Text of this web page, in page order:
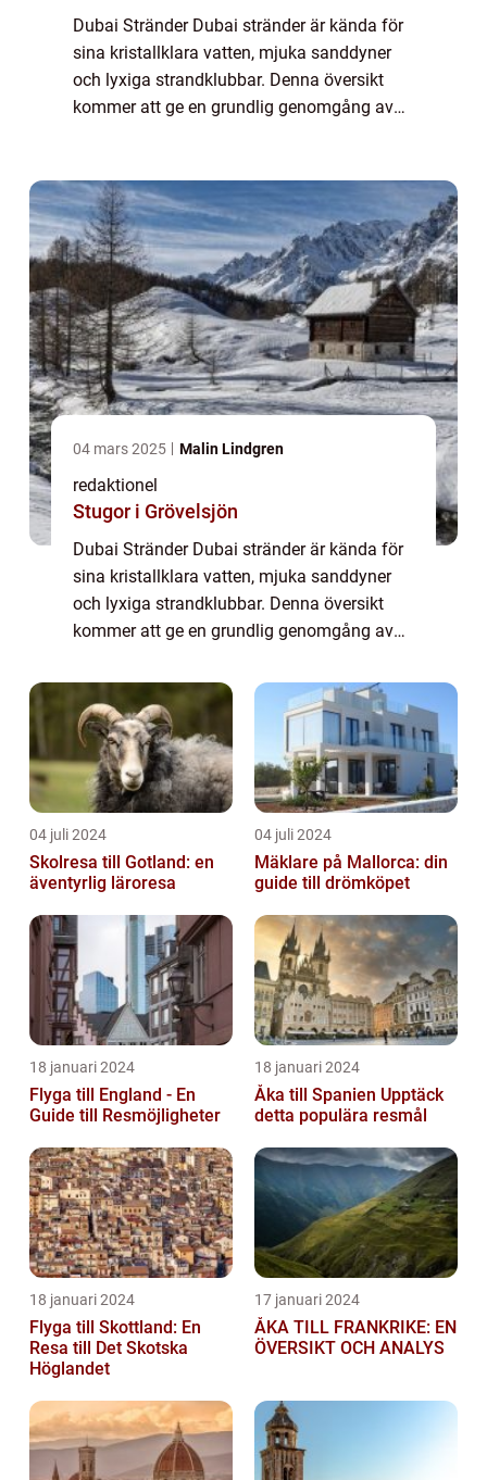
Dubai Stränder Dubai stränder är kända för
sina kristallklara vatten, mjuka sanddyner
och lyxiga strandklubbar. Denna översikt
kommer att ge en grundlig genomgång av
nackde...
04 mars 2025 Malin Lindgren
redaktionel
Stugor i Grövelsjön
Dubai Stränder Dubai stränder är kända för
sina kristallklara vatten, mjuka sanddyner
och lyxiga strandklubbar. Denna översikt
kommer att ge en grundlig genomgång av
en historisk genomgång av för- och
nackde...
04 juli 2024
Skolresa till Gotland: en
äventyrlig läroresa
04 juli 2024
Mäklare på Mallorca: din
guide till drömköpet
18 januari 2024
Flyga till England - En
Guide till Resmöjligheter
18 januari 2024
Åka till Spanien Upptäck
detta populära resmål
18 januari 2024
Flyga till Skottland: En
Resa till Det Skotska
Höglandet
17 januari 2024
ÅKA TILL FRANKRIKE: EN
ÖVERSIKT OCH ANALYS